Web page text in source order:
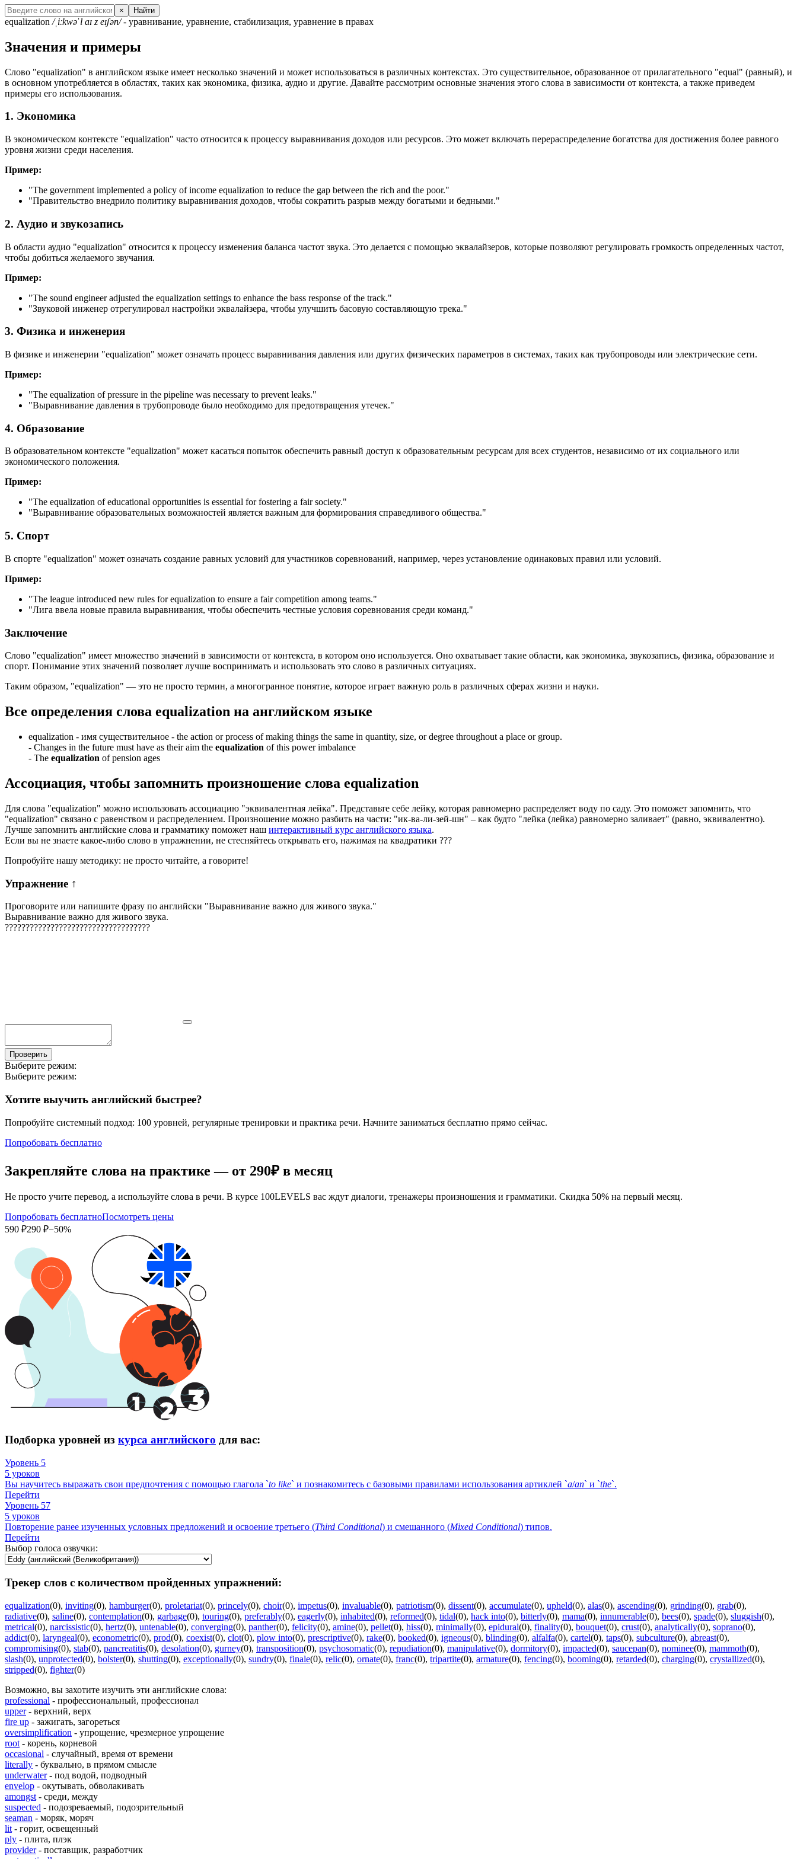
× Найти
equalization /ˌiːkwəˈl aɪ z eɪʃən/- уравнивание, уравнение, стабилизация, уравнение в правах
Значения и примеры
Слово "equalization" в английском языке имеет несколько значений и может использоваться в различных контекстах. Это существительное, образованное от прилагательного "equal" (равный), и
в основном употребляется в областях, таких как экономика, физика, аудио и другие. Давайте рассмотрим основные значения этого слова в зависимости от контекста, а также приведем
примеры его использования.
1. Экономика
В экономическом контексте "equalization" часто относится к процессу выравнивания доходов или ресурсов. Это может включать перераспределение богатства для достижения более равного
уровня жизни среди населения.
Пример:
"The government implemented a policy of income equalization to reduce the gap between the rich and the poor."
"Правительство внедрило политику выравнивания доходов, чтобы сократить разрыв между богатыми и бедными."
2. Аудио и звукозапись
В области аудио "equalization" относится к процессу изменения баланса частот звука. Это делается с помощью эквалайзеров, которые позволяют регулировать громкость определенных частот,
чтобы добиться желаемого звучания.
Пример:
"The sound engineer adjusted the equalization settings to enhance the bass response of the track."
"Звуковой инженер отрегулировал настройки эквалайзера, чтобы улучшить басовую составляющую трека."
3. Физика и инженерия
В физике и инженерии "equalization" может означать процесс выравнивания давления или других физических параметров в системах, таких как трубопроводы или электрические сети.
Пример:
"The equalization of pressure in the pipeline was necessary to prevent leaks."
"Выравнивание давления в трубопроводе было необходимо для предотвращения утечек."
4. Образование
В образовательном контексте "equalization" может касаться попыток обеспечить равный доступ к образовательным ресурсам для всех студентов, независимо от их социального или
экономического положения.
Пример:
"The equalization of educational opportunities is essential for fostering a fair society."
"Выравнивание образовательных возможностей является важным для формирования справедливого общества."
5. Спорт
В спорте "equalization" может означать создание равных условий для участников соревнований, например, через установление одинаковых правил или условий.
Пример:
"The league introduced new rules for equalization to ensure a fair competition among teams."
"Лига ввела новые правила выравнивания, чтобы обеспечить честные условия соревнования среди команд."
Заключение
Слово "equalization" имеет множество значений в зависимости от контекста, в котором оно используется. Оно охватывает такие области, как экономика, звукозапись, физика, образование и
спорт. Понимание этих значений позволяет лучше воспринимать и использовать это слово в различных ситуациях.
Таким образом, "equalization" — это не просто термин, а многогранное понятие, которое играет важную роль в различных сферах жизни и науки.
Все определения слова equalization на английском языке
equalization - имя существительное - the action or process of making things the same in quantity, size, or degree throughout a place or group.
- Changes in the future must have as their aim the equalization of this power imbalance
- The equalization of pension ages
Ассоциация, чтобы запомнить произношение слова equalization
Для слова "equalization" можно использовать ассоциацию "эквивалентная лейка". Представьте себе лейку, которая равномерно распределяет воду по саду. Это поможет запомнить, что
"equalization" связано с равенством и распределением. Произношение можно разбить на части: "ик-ва-ли-зей-шн" – как будто "лейка (лейка) равномерно заливает" (равно, эквивалентно).
Лучше запомнить английские слова и грамматику поможет наш интерактивный курс английского языка.
Если вы не знаете какое-либо слово в упражнении, не стесняйтесь открывать его, нажимая на квадратики ???
Попробуйте нашу методику: не просто читайте, а говорите!
Упражнение ↑
Проговорите или напишите фразу по английски "Выравнивание важно для живого звука."
Выравнивание важно для живого звука.
???????????????????????????????????
Проверить
Выберите режим:
Выберите режим:
Хотите выучить английский быстрее?
Попробуйте системный подход: 100 уровней, регулярные тренировки и практика речи. Начните заниматься бесплатно прямо сейчас.
Попробовать бесплатно
Закрепляйте слова на практике — от 290₽ в месяц
Не просто учите перевод, а используйте слова в речи. В курсе 100LEVELS вас ждут диалоги, тренажеры произношения и грамматики. Скидка 50% на первый месяц.
Попробовать бесплатноПосмотреть цены
590 ₽290 ₽−50%
Подборка уровней из курса английского для вас:
Уровень 5
5 уроков
Вы научитесь выражать свои предпочтения с помощью глагола `to like` и познакомитесь с базовыми правилами использования артиклей `a/an` и `the`.
Перейти
Уровень 57
5 уроков
Повторение ранее изученных условных предложений и освоение третьего (Third Conditional) и смешанного (Mixed Conditional) типов.
Перейти
Выбор голоса озвучки:
Трекер слов с количеством пройденных упражнений:
equalization(0), inviting(0), hamburger(0), proletariat(0), princely(0), choir(0), impetus(0), invaluable(0), patriotism(0), dissent(0), accumulate(0), upheld(0), alas(0), ascending(0), grinding(0), grab(0),
radiative(0), saline(0), contemplation(0), garbage(0), touring(0), preferably(0), eagerly(0), inhabited(0), reformed(0), tidal(0), hack into(0), bitterly(0), mama(0), innumerable(0), bees(0), spade(0), sluggish(0),
metrical(0), narcissistic(0), hertz(0), untenable(0), converging(0), panther(0), felicity(0), amine(0), pellet(0), hiss(0), minimally(0), epidural(0), finality(0), bouquet(0), crust(0), analytically(0), soprano(0),
addict(0), laryngeal(0), econometric(0), prod(0), coexist(0), clot(0), plow into(0), prescriptive(0), rake(0), booked(0), igneous(0), blinding(0), alfalfa(0), cartel(0), taps(0), subculture(0), abreast(0),
compromising(0), stab(0), pancreatitis(0), desolation(0), gurney(0), transposition(0), psychosomatic(0), repudiation(0), manipulative(0), dormitory(0), impacted(0), saucepan(0), nominee(0), mammoth(0),
slash(0), unprotected(0), bolster(0), shutting(0), exceptionally(0), sundry(0), finale(0), relic(0), ornate(0), franc(0), tripartite(0), armature(0), fencing(0), booming(0), retarded(0), charging(0), crystallized(0),
stripped(0), fighter(0)
Возможно, вы захотите изучить эти английские слова:
professional - профессиональный, профессионал
upper- верхний, верх
fire up - зажигать, загореться
oversimplification - упрощение, чрезмерное упрощение
root - корень, корневой
occasional - случайный, время от времени
literally - буквально, в прямом смысле
underwater- под водой, подводный
envelop - окутывать, обволакивать
amongst - среди, между
suspected - подозреваемый, подозрительный
seaman - моряк, моряч
lit - горит, освещенный
ply - плита, плэк
provider- поставщик, разработчик